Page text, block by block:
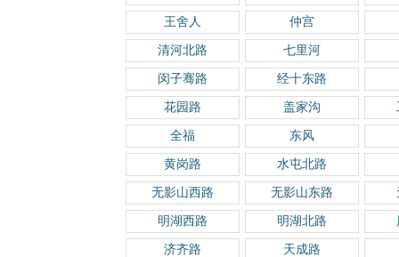
王舍人 仲宫
清河北路 七里河
闵子骞路 经十东路
花园路 盖家沟
全福 东风
黄岗路 水屯北路
无影山西路 无影山东路
明湖西路 明湖北路
济齐路 天成路